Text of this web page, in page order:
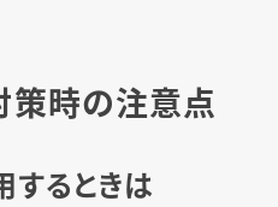
策時の注意点
するときは